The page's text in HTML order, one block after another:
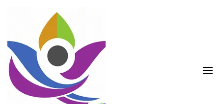
(druk
enter)